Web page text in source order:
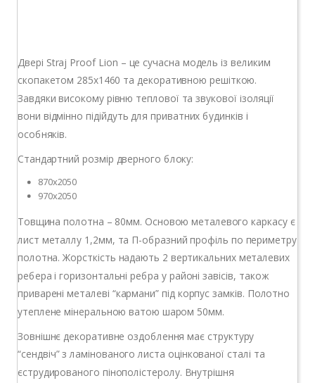
Двері Straj Proof Lion – це сучасна модель із великим
скопакетом 285х1460 та декоративною решіткою.
Завдяки високому рівню теплової та звукової ізоляції
вони відмінно підійдуть для приватних будинків і
особняків.
Стандартний розмір дверного блоку:
870х2050
970х2050
Товщина полотна – 80мм. Основою металевого каркасу є
лист металлу 1,2мм, та П-образний профіль по периметру
полотна. Жорсткість надають 2 вертикальних металевих
ребера і горизонтальні ребра у районі завісів, також
приварені металеві “кармани” під корпус замків. Полотно
утеплене мінеральною ватою шаром 50мм.
Зовнішнє декоративне оздоблення має структуру
“сендвіч” з ламінованого листа оцінкованої сталі та
єструдированого пінополістеролу. Внутрішня